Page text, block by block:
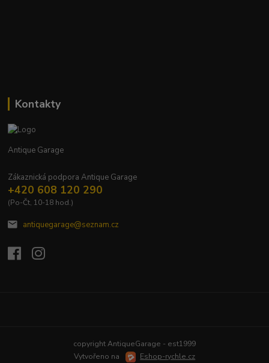
Kontakty
Antique Garage
Zákaznická podpora Antique Garage
+420 608 120 290
(Po-Čt, 10-18 hod.)
antiquegarage@seznam.cz
copyright AntiqueGarage - est1999
Vytvořeno na
Eshop-rychle.cz